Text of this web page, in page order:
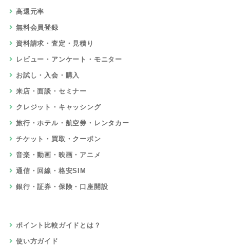
高還元率
無料会員登録
資料請求・査定・見積り
レビュー・アンケート・モニター
お試し・入会・購入
来店・面談・セミナー
クレジット・キャッシング
旅行・ホテル・航空券・レンタカー
チケット・買取・クーポン
音楽・動画・映画・アニメ
通信・回線・格安SIM
銀行・証券・保険・口座開設
ポイント比較ガイドとは？
使い方ガイド